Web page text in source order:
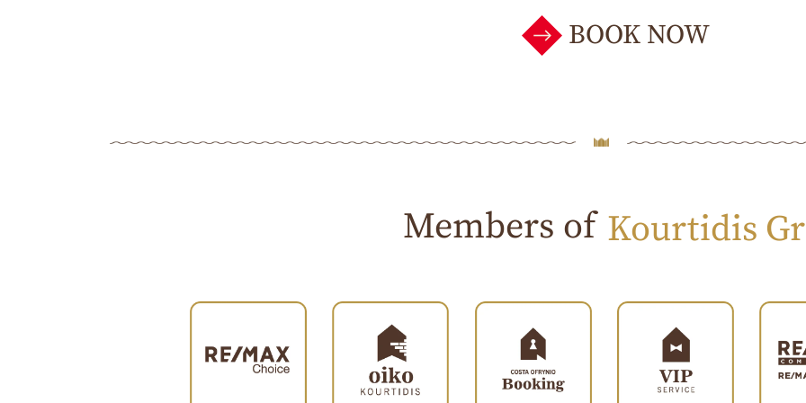
BOOK NOW
Members of Kourtidis